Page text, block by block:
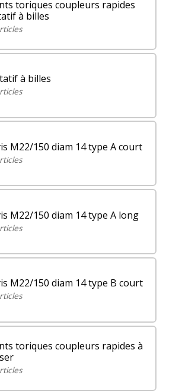
toriques coupleurs rapides
à billes
à billes
M22/150 diam 14 type A court
M22/150 diam 14 type A long
M22/150 diam 14 type B court
toriques coupleurs rapides à